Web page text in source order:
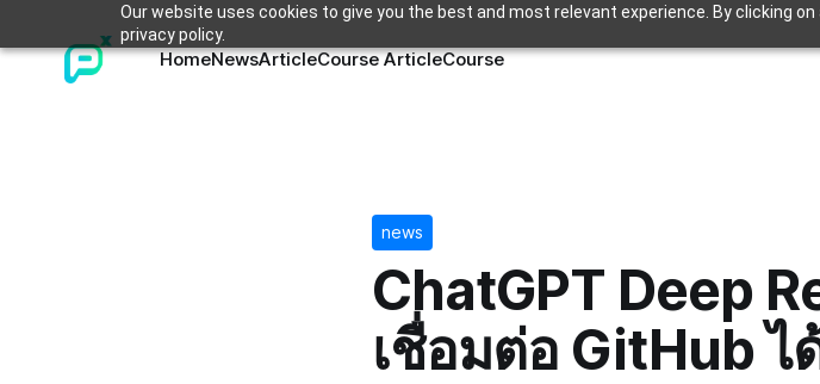
Our website uses cookies to give you the best and most relevant experience. By clicking
privacy policy.
HomeNewsArticleCourse ArticleCourse
news
ChatGPT Deep
เชื่อมต่อ GitHub ไ